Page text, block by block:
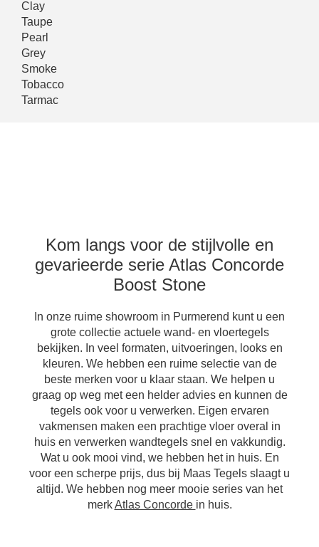
Clay
Taupe
Pearl
Grey
Smoke
Tobacco
Tarmac
Kom langs voor de stijlvolle en
gevarieerde serie Atlas Concorde
Boost Stone
In onze ruime showroom in Purmerend kunt u een
grote collectie actuele wand- en vloertegels
bekijken. In veel formaten, uitvoeringen, looks en
kleuren. We hebben een ruime selectie van de
beste merken voor u klaar staan. We helpen u
graag op weg met een helder advies en kunnen de
tegels ook voor u verwerken. Eigen ervaren
vakmensen maken een prachtige vloer overal in
huis en verwerken wandtegels snel en vakkundig.
Wat u ook mooi vind, we hebben het in huis. En
voor een scherpe prijs, dus bij Maas Tegels slaagt u
altijd. We hebben nog meer mooie series van het
merkAtlas Concorde in huis.